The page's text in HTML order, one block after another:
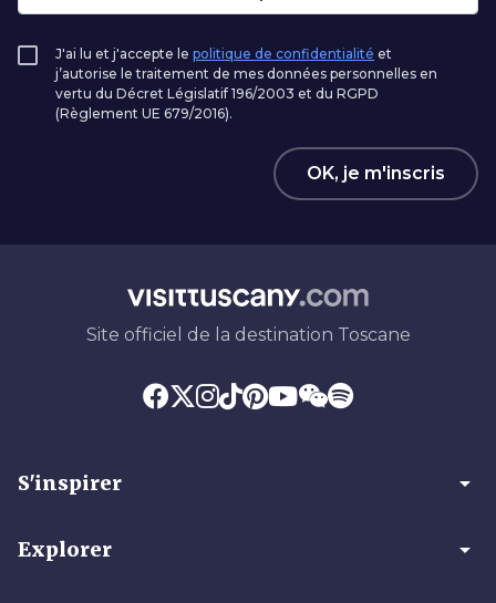
J'ai lu et j'accepte le politique de confidentialité et
j’autorise le traitement de mes données personnelles en
vertu du Décret Législatif 196/2003 et du RGPD
(Règlement UE 679/2016).
OK, je m'inscris
Site officiel de la destination Toscane
S'inspirer arrow_drop_down
Explorer arrow_drop_down